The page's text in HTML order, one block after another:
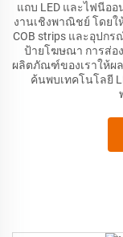
แถบ LED และไฟนีออ
งานเชิงพาณิชย์ โดยใ
COB strips และอุปกร
ป้ายโฆษณา การส่อ
ผลิตภัณฑ์ของเราให้ผ
ค้นพบเทคโนโลยี